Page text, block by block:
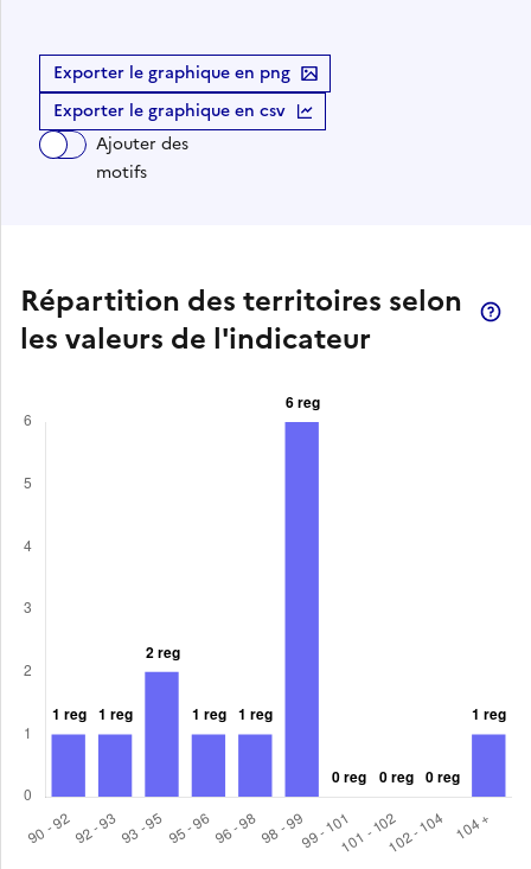
Exporter le graphique en png
Exporter le graphique en csv
Ajouter des
motifs
Répartition des territoires selon
les valeurs de l'indicateur